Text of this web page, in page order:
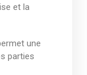
et la
une
parties